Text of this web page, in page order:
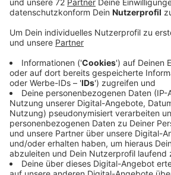
Darüber diskutieren Sie auf der
Karsten. Schlimm, findet Michael.
Ganze gelassen. Die wilden
Lieblingsplätzen der Jugendlichen
normal in den Sommerferien. Seit
wieder vermehrt Müll rum. Die Stadt
und Schifffahrtsamt teilen sich die
größeren Müllbergen rückt der
denkt über mehr Mülleimer nach,